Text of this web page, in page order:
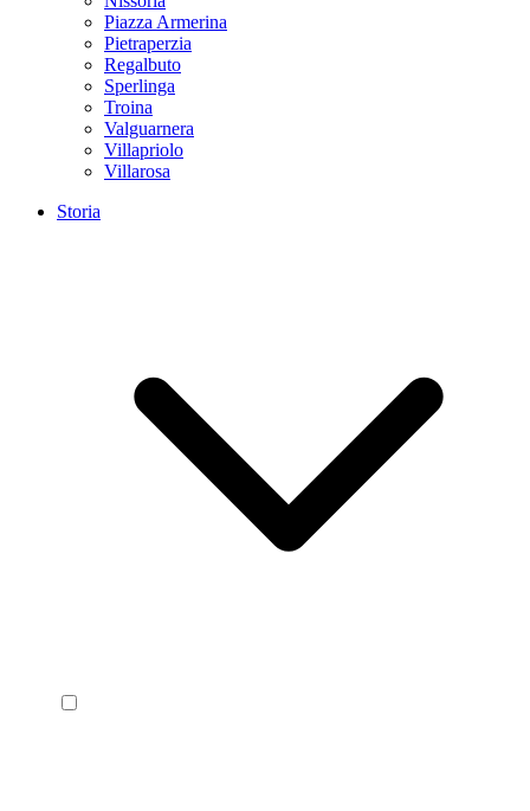
Piazza Armerina
Pietraperzia
Regalbuto
Sperlinga
Troina
Valguarnera
Villapriolo
Villarosa
Storia